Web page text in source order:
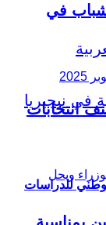
للدراسات
الشباب في
انتخابات